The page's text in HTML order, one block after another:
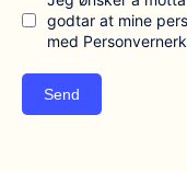
godtar at mine
med
Send